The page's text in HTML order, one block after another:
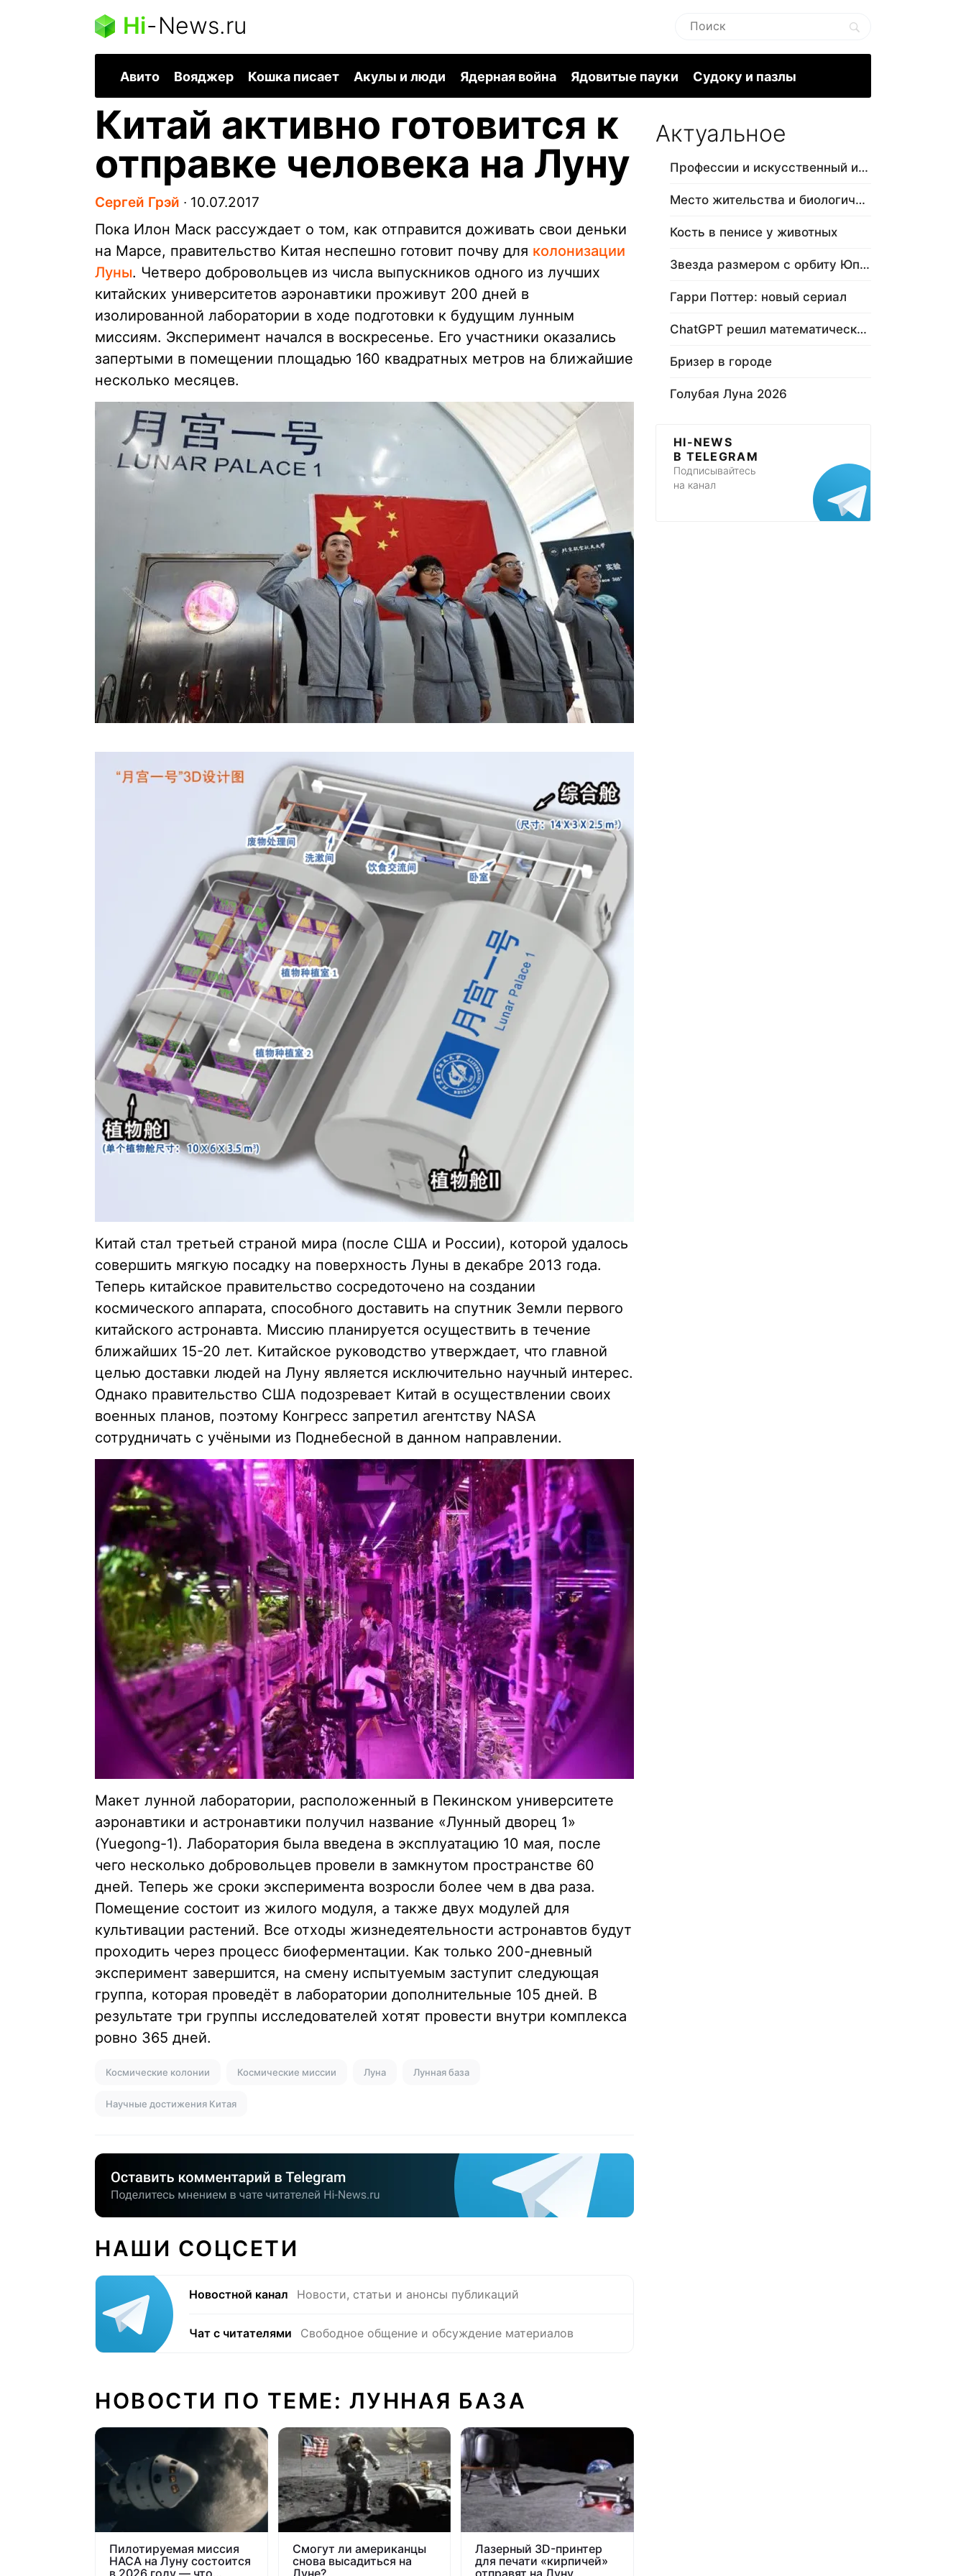
Hi-News.ru
Авито Вояджер Кошка писает Акулы и люди Ядерная война Ядовитые пауки Судоку и пазлы
Китай активно готовится к
отправке человека на Луну
Сергей Грэй ∙ 10.07.2017
Пока Илон Маск рассуждает о том, как отправится доживать свои деньки
на Марсе, правительство Китая неспешно готовит почву для колонизации
Луны. Четверо добровольцев из числа выпускников одного из лучших
китайских университетов аэронавтики проживут 200 дней в
изолированной лаборатории в ходе подготовки к будущим лунным
миссиям. Эксперимент начался в воскресенье. Его участники оказались
запертыми в помещении площадью 160 квадратных метров на ближайшие
несколько месяцев.
Китай стал третьей страной мира (после США и России), которой удалось
совершить мягкую посадку на поверхность Луны в декабре 2013 года.
Теперь китайское правительство сосредоточено на создании
космического аппарата, способного доставить на спутник Земли первого
китайского астронавта. Миссию планируется осуществить в течение
ближайших 15-20 лет. Китайское руководство утверждает, что главной
целью доставки людей на Луну является исключительно научный интерес.
Однако правительство США подозревает Китай в осуществлении своих
военных планов, поэтому Конгресс запретил агентству NASA
сотрудничать с учёными из Поднебесной в данном направлении.
Макет лунной лаборатории, расположенный в Пекинском университете
аэронавтики и астронавтики получил название «Лунный дворец 1»
(Yuegong-1). Лаборатория была введена в эксплуатацию 10 мая, после
чего несколько добровольцев провели в замкнутом пространстве 60
дней. Теперь же сроки эксперимента возросли более чем в два раза.
Помещение состоит из жилого модуля, а также двух модулей для
культивации растений. Все отходы жизнедеятельности астронавтов будут
проходить через процесс биоферментации. Как только 200-дневный
эксперимент завершится, на смену испытуемым заступит следующая
группа, которая проведёт в лаборатории дополнительные 105 дней. В
результате три группы исследователей хотят провести внутри комплекса
ровно 365 дней.
Космические колонии Космические миссии Луна Лунная база
Научные достижения Китая
НАШИ СОЦСЕТИ
Новостной канал Новости, статьи и анонсы публикаций
Чат с читателями Свободное общение и обсуждение материалов
НОВОСТИ ПО ТЕМЕ: ЛУННАЯ БАЗА
Пилотируемая миссия
НАСА на Луну состоится
Смогут ли американцы
снова высадиться на
Лазерный 3D-принтер
для печати «кирпичей»
Актуальное
Профессии и искусственный интеллект
Место жительства и биологический в…
Кость в пенисе у животных
Звезда размером с орбиту Юпитера
Гарри Поттер: новый сериал
ChatGPT решил математическую задачу
Бризер в городе
Голубая Луна 2026
HI-NEWS
В TELEGRAM
Подписывайтесь
на канал